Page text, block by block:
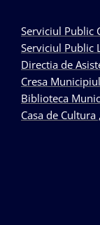
Serviciul Public
Serviciul Public
Directia de
Cresa
Biblioteca
Casa de